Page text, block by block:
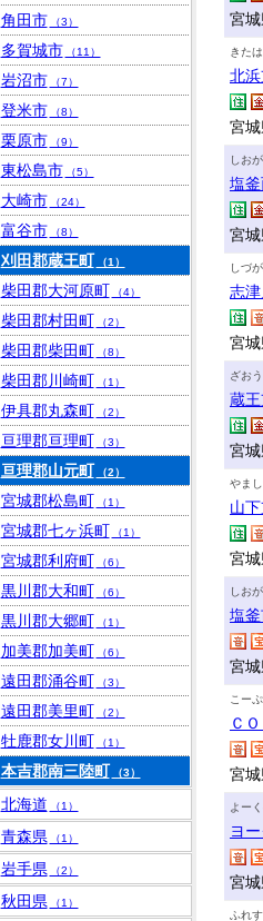
宮
きた
北浜
宮
しお
塩
宮
しづ
志
宮
ざお
蔵
宮
やま
山
宮
しお
塩
宮
こー
Ｃ
宮
よー
ヨ
宮
ふれ
角田市 （3）
多賀城市 （11）
岩沼市 （7）
登米市 （8）
栗原市 （9）
東松島市 （5）
大崎市 （24）
富谷市 （8）
刈田郡蔵王町 （1）
柴田郡大河原町 （4）
柴田郡村田町 （2）
柴田郡柴田町 （8）
柴田郡川崎町 （1）
伊具郡丸森町 （2）
亘理郡亘理町 （3）
亘理郡山元町 （2）
宮城郡松島町 （1）
宮城郡七ヶ浜町 （1）
宮城郡利府町 （6）
黒川郡大和町 （6）
黒川郡大郷町 （1）
加美郡加美町 （6）
遠田郡涌谷町 （3）
遠田郡美里町 （2）
牡鹿郡女川町 （1）
本吉郡南三陸町 （3）
北海道 （1）
青森県 （1）
岩手県 （2）
秋田県 （1）